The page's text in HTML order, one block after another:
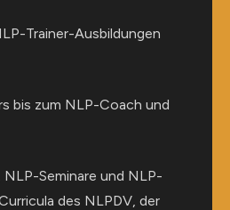
Trainer-Ausbildungen
bis zum NLP-Coach und
Seminare und NLP-
des NLPDV, der